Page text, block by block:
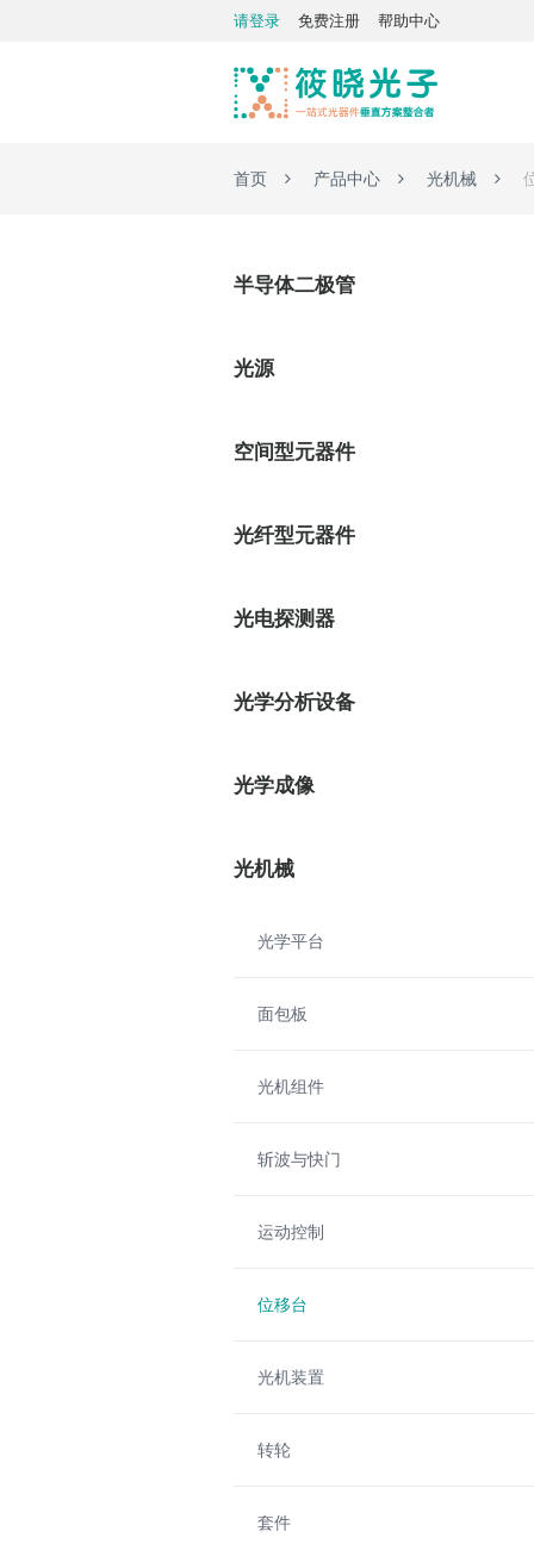
请登录 免费注册 帮助中心
首页 产品中心 光机械
半导体二极管
光源
空间型元器件
光纤型元器件
光电探测器
光学分析设备
光学成像
光机械
光学平台
面包板
光机组件
斩波与快门
运动控制
位移台
光机装置
转轮
套件